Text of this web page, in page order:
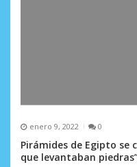
enero 9, 2022 0
Pirámides de Egipto se
que levantaban